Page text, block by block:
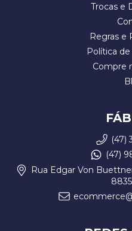
Trocas e
Regras e
Política
Compre
(47)
(47)
Rua Edgar Von